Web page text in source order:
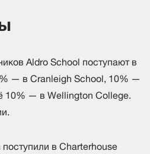
Aldro School поступают в
— в Cranleigh School, 10% —
10% — в Wellington College.
в Charterhouse